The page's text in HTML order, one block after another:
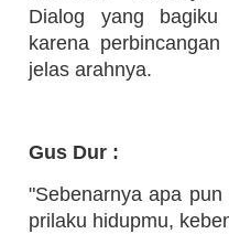
Dialog yang
karena
jelas arahnya.
Gus Dur :
"Sebenarnya apa
prilaku hidupmu,